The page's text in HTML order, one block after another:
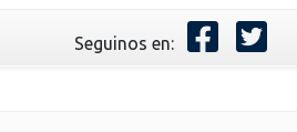
Seguinos en: